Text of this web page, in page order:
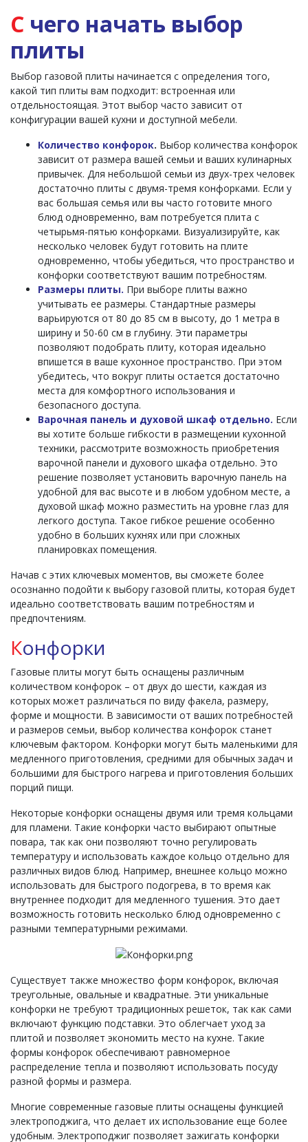
С чего начать выбор
плиты
Выбор газовой плиты начинается с определения того,
какой тип плиты вам подходит: встроенная или
отдельностоящая. Этот выбор часто зависит от
конфигурации вашей кухни и доступной мебели.
Количество конфорок. Выбор количества конфорок
зависит от размера вашей семьи и ваших кулинарных
привычек. Для небольшой семьи из двух-трех человек
достаточно плиты с двумя-тремя конфорками. Если у
вас большая семья или вы часто готовите много
блюд одновременно, вам потребуется плита с
четырьмя-пятью конфорками. Визуализируйте, как
несколько человек будут готовить на плите
одновременно, чтобы убедиться, что пространство и
конфорки соответствуют вашим потребностям.
Размеры плиты. При выборе плиты важно
учитывать ее размеры. Стандартные размеры
варьируются от 80 до 85 см в высоту, до 1 метра в
ширину и 50-60 см в глубину. Эти параметры
позволяют подобрать плиту, которая идеально
впишется в ваше кухонное пространство. При этом
убедитесь, что вокруг плиты остается достаточно
места для комфортного использования и
безопасного доступа.
Варочная панель и духовой шкаф отдельно. Если
вы хотите больше гибкости в размещении кухонной
техники, рассмотрите возможность приобретения
варочной панели и духового шкафа отдельно. Это
решение позволяет установить варочную панель на
удобной для вас высоте и в любом удобном месте, а
духовой шкаф можно разместить на уровне глаз для
легкого доступа. Такое гибкое решение особенно
удобно в больших кухнях или при сложных
планировках помещения.
Начав с этих ключевых моментов, вы сможете более
осознанно подойти к выбору газовой плиты, которая будет
идеально соответствовать вашим потребностям и
предпочтениям.
Конфорки
Газовые плиты могут быть оснащены различным
количеством конфорок – от двух до шести, каждая из
которых может различаться по виду факела, размеру,
форме и мощности. В зависимости от ваших потребностей
и размеров семьи, выбор количества конфорок станет
ключевым фактором. Конфорки могут быть маленькими для
медленного приготовления, средними для обычных задач и
большими для быстрого нагрева и приготовления больших
порций пищи.
Некоторые конфорки оснащены двумя или тремя кольцами
для пламени. Такие конфорки часто выбирают опытные
повара, так как они позволяют точно регулировать
температуру и использовать каждое кольцо отдельно для
различных видов блюд. Например, внешнее кольцо можно
использовать для быстрого подогрева, в то время как
внутреннее подходит для медленного тушения. Это дает
возможность готовить несколько блюд одновременно с
разными температурными режимами.
Существует также множество форм конфорок, включая
треугольные, овальные и квадратные. Эти уникальные
конфорки не требуют традиционных решеток, так как сами
включают функцию подставки. Это облегчает уход за
плитой и позволяет экономить место на кухне. Такие
формы конфорок обеспечивают равномерное
распределение тепла и позволяют использовать посуду
разной формы и размера.
Многие современные газовые плиты оснащены функцией
электроподжига, что делает их использование еще более
удобным. Электроподжиг позволяет зажигать конфорки